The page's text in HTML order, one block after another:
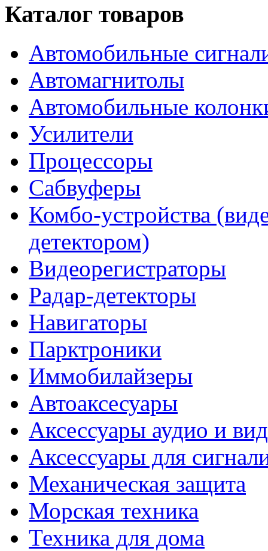
Каталог товаров
Автомобильные
Автомагнитолы
Автомобильные
Усилители
Процессоры
Сабвуферы
Комбо-устройства
детектором)
Видеорегистраторы
Радар-детекторы
Навигаторы
Парктроники
Иммобилайзеры
Автоаксесуары
Аксессуары аудио и
Аксессуары для
Механическая защита
Морская техника
Техника для дома